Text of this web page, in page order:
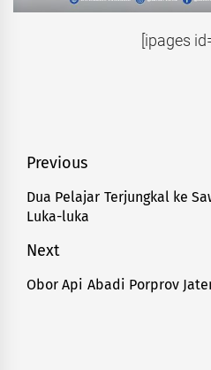
[ipages
Navigasi
pos
Previous
Previous
post:
Dua Pelajar Terjungkal ke
Luka-luka
Next
Next
Obor Api Abadi Porprov